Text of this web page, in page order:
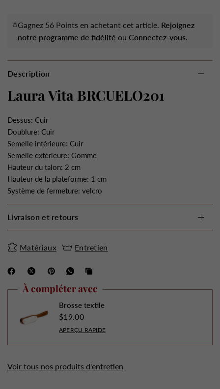
Gagnez 56 Points en achetant cet article. Rejoignez
notre programme de fidélité ouConnectez-vous
Description
Laura Vita BRCUELO201
Dessus: Cuir
Doublure: Cuir
Semelle intérieure: Cuir
Semelle extérieure: Gomme
Hauteur du talon: 2 cm
Hauteur de la plateforme: 1 cm
Système de fermeture: velcro
Livraison et retours
Matériaux Entretien
À compléter avec
Brosse textile
$19.00
APERÇU RAPIDE
Voir tous nos produits d'entretien